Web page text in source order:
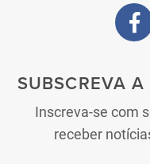
SUBSCREVA
Inscreva-se com
receber